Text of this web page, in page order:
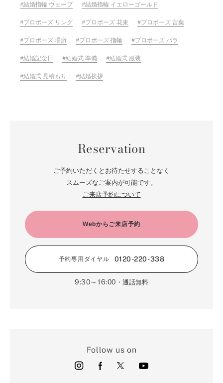
結婚指輪 ウェーブ 結婚指輪 イエローゴールド
プロポーズ リング プロポーズ 花束 プロポーズ 言葉
プロポーズ 場所 プロポーズ 指輪 プロポーズ バラ
結婚記念日 結婚式 準備 結婚式 服装
結婚式 見積もり 結婚挨拶
Reservation
ご予約いただくとお待たせすることなく
スムーズなご案内が可能です。
ご来店予約について
Webからご来店予約
予約専用ダイヤル 0120-220-338
9:30～16:00 ・通話無料
Follow us on